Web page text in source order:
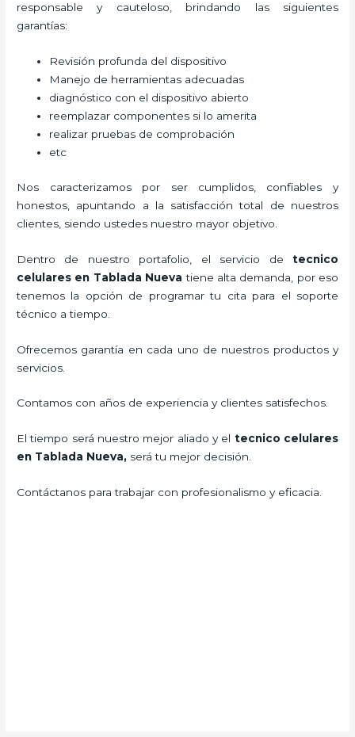
responsable y cauteloso, brindando las siguientes
garantías:
Revisión profunda del dispositivo
Manejo de herramientas adecuadas
diagnóstico con el dispositivo abierto
reemplazar componentes si lo amerita
realizar pruebas de comprobación
etc
Nos caracterizamos por ser cumplidos, confiables y
honestos, apuntando a la satisfacción total de nuestros
clientes, siendo ustedes nuestro mayor objetivo.
Dentro de nuestro portafolio, el servicio de tecnico
celulares en Tablada Nueva tiene alta demanda, por eso
tenemos la opción de programar tu cita para el soporte
técnico a tiempo.
Ofrecemos garantía en cada uno de nuestros productos y
servicios.
Contamos con años de experiencia y clientes satisfechos.
El tiempo será nuestro mejor aliado y el tecnico celulares
en Tablada Nueva, será tu mejor decisión.
Contáctanos para trabajar con profesionalismo y eficacia.